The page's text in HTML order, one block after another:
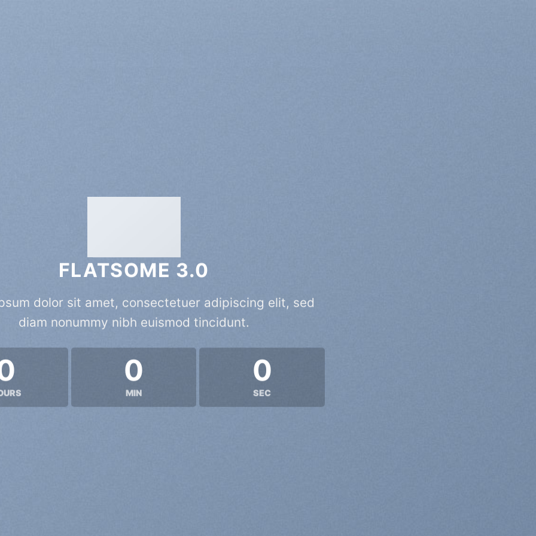
FLATSOME 3.0
dolor sit amet, consectetuer adipiscing elit, sed
diam nonummy nibh euismod tincidunt.
0
MIN
0
SEC